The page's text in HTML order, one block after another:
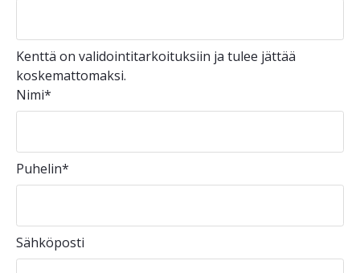
Kenttä on validointitarkoituksiin ja tulee jättää
koskemattomaksi.
Nimi*
Puhelin*
Sähköposti